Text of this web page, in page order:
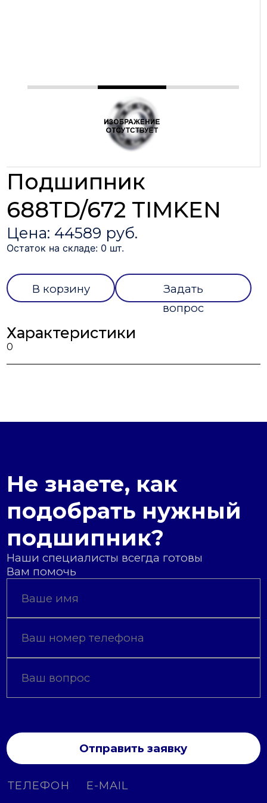
Подшипник
688TD/672 TIMKEN
Цена: 44589 руб.
Остаток на складе: 0 шт.
В корзину
Задать
вопрос
Характеристики
0
Не знаете, как
подобрать нужный
подшипник?
Наши специалисты всегда готовы
Вам помочь
Отправить заявку
ТЕЛЕФОН E-MAIL